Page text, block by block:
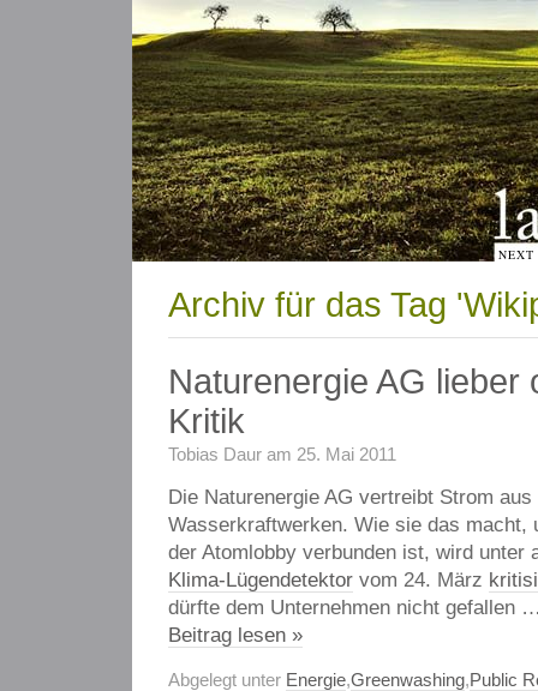
NEXT
Archiv für das Tag
Naturenergie AG lieber
Kritik
Tobias Daur am 25. Mai 2011
Die Naturenergie AG vertreibt Strom aus
Wasserkraftwerken. Wie sie das macht,
der Atomlobby verbunden ist, wird unter
Klima-Lügendetektor vom 24. März
dürfte dem Unternehmen nicht gefallen
Beitrag lesen »
Abgelegt unter Energie,Greenwashing,Public